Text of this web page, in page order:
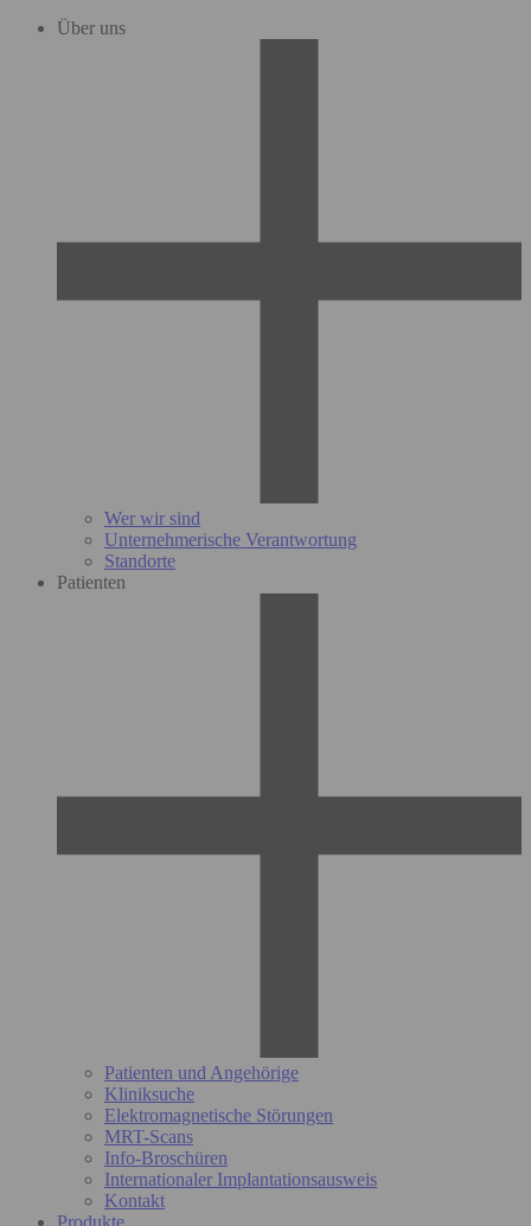
Über uns
Wer wir sind
Unternehmerische Verantwortung
Standorte
Patienten
Patienten und Angehörige
Kliniksuche
Elektromagnetische Störungen
MRT-Scans
Info-Broschüren
Internationaler Implantationsausweis
Kontakt